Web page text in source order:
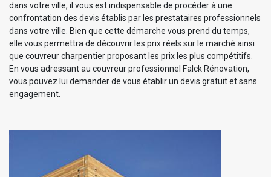
dans votre ville, il vous est indispensable de procéder à une
confrontation des devis établis par les prestataires professionnels
dans votre ville. Bien que cette démarche vous prend du temps,
elle vous permettra de découvrir les prix réels sur le marché ainsi
que couvreur charpentier proposant les prix les plus compétitifs.
En vous adressant au couvreur professionnel Falck Rénovation,
vous pouvez lui demander de vous établir un devis gratuit et sans
engagement.